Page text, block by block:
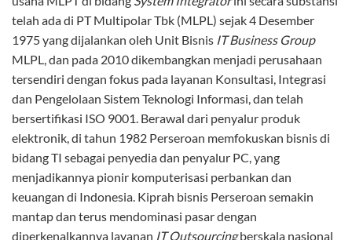
telah ada di PT Multipolar Tbk (MLPL) sejak 4 Desember
1975 yang dijalankan oleh Unit Bisnis IT Business Group
MLPL, dan pada 2010 dikembangkan menjadi perusahaan
tersendiri dengan fokus pada layanan Konsultasi, Integrasi
dan Pengelolaan Sistem Teknologi Informasi, dan telah
bersertifikasi ISO 9001. Berawal dari penyalur produk
elektronik, di tahun 1982 Perseroan memfokuskan bisnis di
bidang TI sebagai penyedia dan penyalur PC, yang
menjadikannya pionir komputerisasi perbankan dan
keuangan di Indonesia. Kiprah bisnis Perseroan semakin
mantap dan terus mendominasi pasar dengan
diperkenalkannya layanan IT Outsourcingberskala nasional